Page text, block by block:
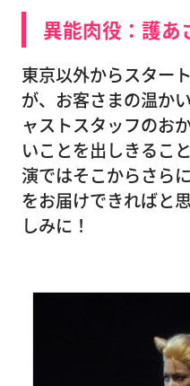
異能肉役：護あ
東京以外からスター
が、お客さまの温か
ャストスタッフのお
いことを出しきるこ
演ではそこからさら
をお届けできればと
しみに！